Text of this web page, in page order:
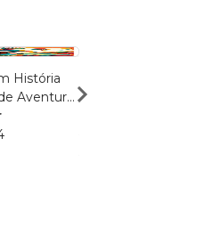
História
Aventuraspara Crianças sobre os